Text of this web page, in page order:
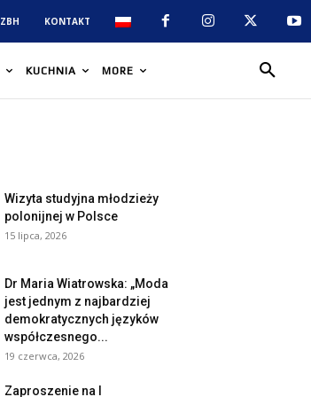
ZBH KONTAKT
KUCHNIA MORE
Wizyta studyjna młodzieży
polonijnej w Polsce
15 lipca, 2026
Dr Maria Wiatrowska: „Moda
jest jednym z najbardziej
demokratycznych języków
współczesnego...
19 czerwca, 2026
Zaproszenie na I